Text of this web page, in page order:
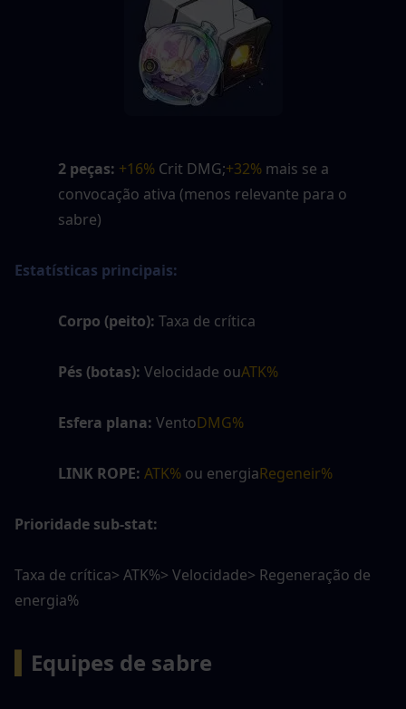
2 peças: +16% Crit DMG;+32% mais se a
convocação ativa (menos relevante para o
sabre)
Estatísticas principais:
Corpo (peito): Taxa de crítica
Pés (botas): Velocidade ouATK%
Esfera plana: VentoDMG%
LINK ROPE: ATK% ou energiaRegeneir%
Prioridade sub-stat:
Taxa de crítica> ATK%> Velocidade> Regeneração de
energia%
Equipes de sabre